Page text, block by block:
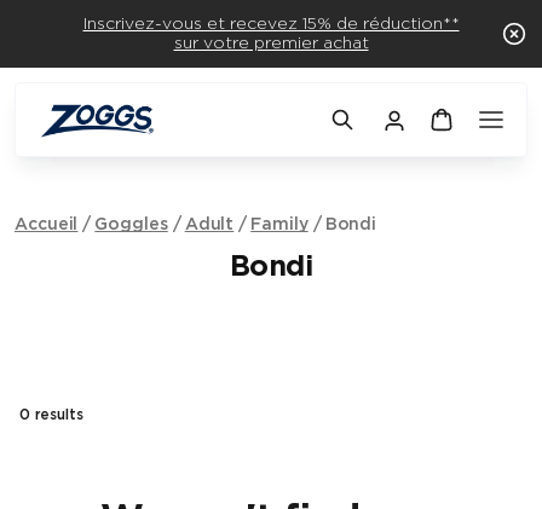
Inscrivez-vous et recevez 15% de réduction**
sur votre premier achat
Accueil Goggles Adult Family Bondi
Bondi
0results